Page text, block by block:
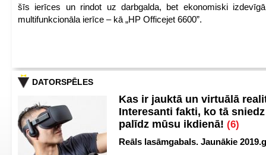
šīs ierīces un rindot uz darbgalda, bet ekonomiski
multifunkcionāla ierīce – kā „HP Officejet 6600”.
DATORSPĒLES
Kas ir jauktā un virtuālā
Interesanti fakti, ko tā
palīdz mūsu ikdienā! (6)
Reāls lasāmgabals. Jaunākie